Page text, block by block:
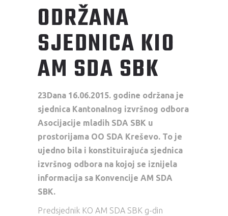
ODRŽANA
SJEDNICA KIO
AM SDA SBK
23Dana 16.06.2015. godine održana je
sjednica Kantonalnog izvršnog odbora
Asocijacije mladih SDA SBK u
prostorijama OO SDA Kreševo. To je
ujedno bila i konstituirajuća sjednica
izvršnog odbora na kojoj se iznijela
informacija sa Konvencije AM SDA
SBK.
Predsjednik KO AM SDA SBK g-din